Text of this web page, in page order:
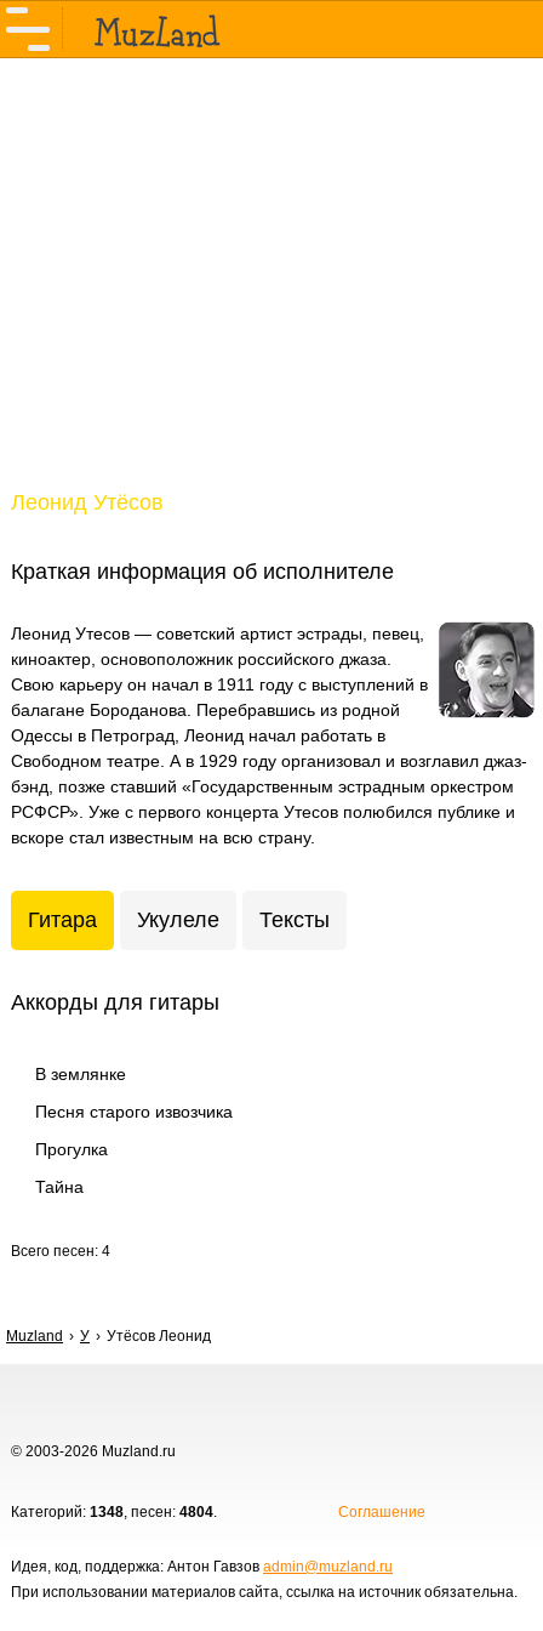
Леонид Утёсов
Краткая информация об исполнителе
Леонид Утесов — советский артист эстрады, певец,
киноактер, основоположник российского джаза.
Свою карьеру он начал в 1911 году с выступлений в
балагане Бороданова. Перебравшись из родной
Одессы в Петроград, Леонид начал работать в
Cвободном театре. А в 1929 году организовал и возглавил джаз-
бэнд, позже ставший «Государственным эстрадным оркестром
РСФСР». Уже с первого концерта Утесов полюбился публике и
вскоре стал известным на всю страну.
Гитара Укулеле Тексты
Аккорды для гитары
В землянке
Песня старого извозчика
Прогулка
Тайна
Всего песен: 4
Muzland У Утёсов Леонид
© 2003-2026 Muzland.ru
Категорий: 1348, песен: 4804. Соглашение
Идея, код, поддержка: Антон Гавзов admin@muzland.ru
При использовании материалов сайта, ссылка на источник обязательна.